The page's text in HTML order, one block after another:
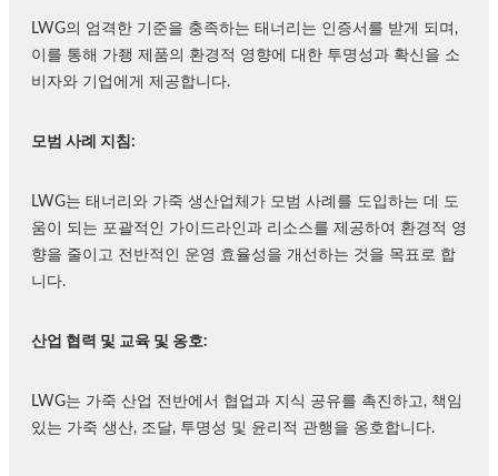
LWG의 엄격한 기준을 충족하는 태너리는 인증서를 받게 되며,
이를 통해 가좽 제품의 환경적 영향에 대한 투명성과 확신을 소
비자와 기업에게 제공합니다.
모범 사례 지침:
LWG는 태너리와 가죽 생산업체가 모범 사례를 도입하는 데 도
움이 되는 포괄적인 가이드라인과 리소스를 제공하여 환경적 영
향을 줄이고 전반적인 운영 효율성을 개선하는 것을 목표로 합
니다.
산업 협력 및 교육 및 옹호:
LWG는 가죽 산업 전반에서 협업과 지식 공유를 촉진하고, 책임
있는 가죽 생산, 조달, 투명성 및 윤리적 관행을 옹호합니다.